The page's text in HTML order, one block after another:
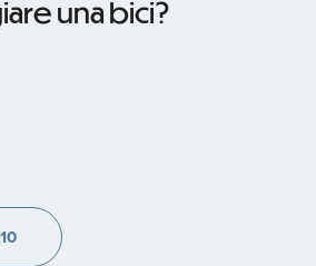
una bici?